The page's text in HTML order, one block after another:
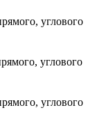
углового
углового
углового